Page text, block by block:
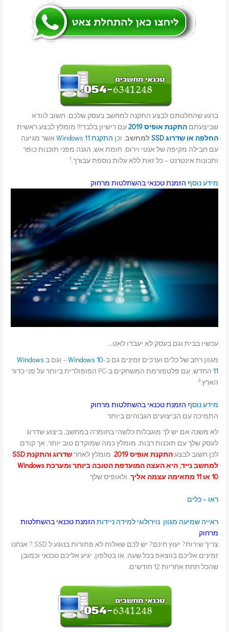
ברגע שהחלטתם לבצע התקנה למחשב בעסק שלכם, חשוב לוודא
שביצעתםהתקנת אופיס 2019
עם רישיון בלבד!!! מומלץ לבצע ראשית
החלפה או שדרוג SSD
למחשב, וכן התקנת Windows 11
אשר מגיעה
עם חבילה מקיפה של אנטי וירוס, חומת אש, הגנה מפני תוכנות כופר
ותכונות אינטרנט – כל זאת ללא עלות נוספת עבורך.1
מידע נוסף הזמנת טכנאי בהשתלטות מרחוק
עכשיו בבית וגם בעסק לא יעבדו לאט…
מגוון רחב של כלים וערכים זמינים גם ב-Windows 10– וגם ב Windows
11
החדש, עם פלטפורמת המשחקים ב-PC הפופולרית ביותר על פני כדור
הארץ.3
מידע נוסף הזמנת טכנאי בהשתלטות מרחוק
התמיכה עם הביצועים הגבוהים ביותר
לא משנה אם יש לך מוגבלות כלשהי בחומרה במחשב, ביצוע שדרוג
לעסק שלך עם תוכנות רבות, מומלץ כמה שמוקדם טוב יותר, אך קודם
לכן חשוב לבצעהתקנת אופיס 2019 , מומלץ לאחר
שדרוג והתקנת SSD
למחשב נייד, היא העצה המועדפת הטובה ביותר ומערכת Windows
10 או 11 מתאימה עצמה אליך
. ולאופיס שלך
ראו – כלים
ראייה שמיעה מגוון נוירולוגי למידה ניידות הזמנת טכנאי בהשתלטות
מרחוק
צריך שירות? יעוץ חינם? יש לכם שאלות לא פתורות בנוגע ל SSD ? אנחנו
זמינים אליכם בווצאפ בכל שעה, או בטלפון, יגיע אליכם טכנאי וכמובן
שהכל תחת אחריות 12 חודשים.